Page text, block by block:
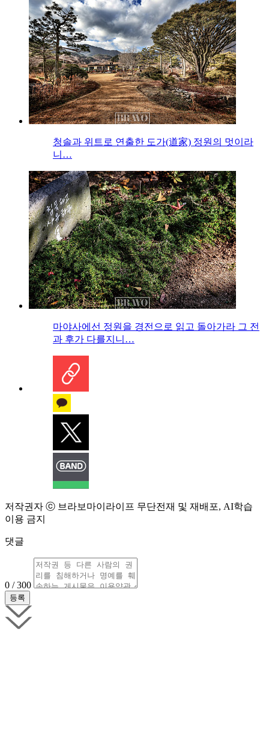
청솔과 위트로 연출한 도가(道家) 정원의 멋이라
니…
마야사에선 정원을 경전으로 읽고 돌아가라 그 전
과 후가 다를지니…
저작권자 ⓒ 브라보마이라이프 무단전재 및 재배포, AI학습
이용 금지
댓글
0 / 300